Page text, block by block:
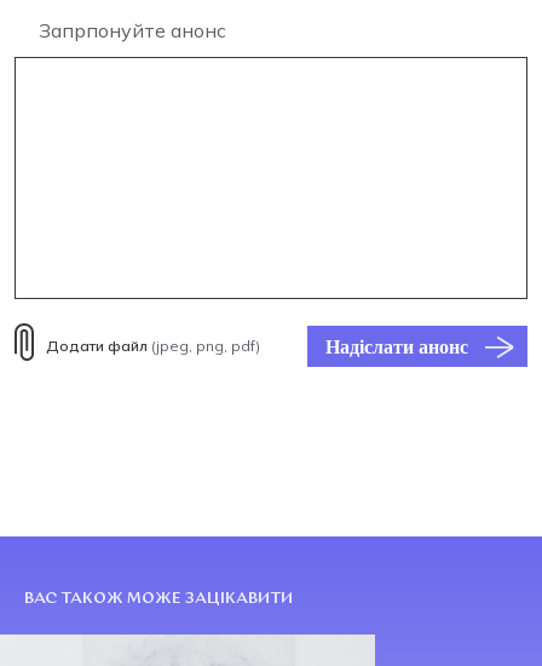
Запрпонуйте анонс
Додати файл (jpeg, png, pdf) Надіслати анонс
ВАС ТАКОЖ МОЖЕ ЗАЦІКАВИТИ